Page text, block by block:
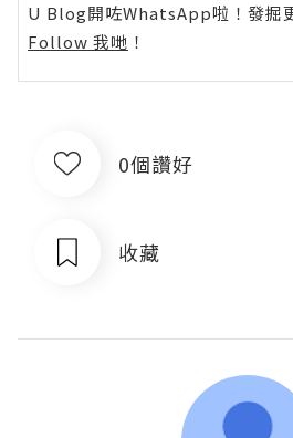
U Blog開咗WhatsApp啦！發掘
Follow 我哋 ！
0個讚好
收藏